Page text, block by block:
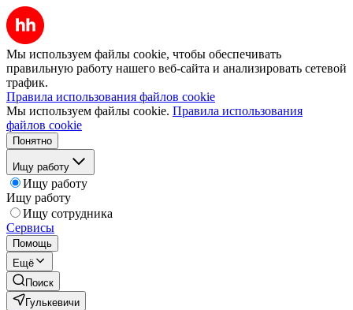
Мы используем файлы cookie, чтобы обеспечивать
правильную работу нашего веб-сайта и анализировать сетевой
трафик.
Правила использования файлов cookie
Мы используем файлы cookie. Правила использования
файлов cookie
Понятно
Ищу работу
Ищу работу
Ищу работу
Ищу сотрудника
Сервисы
Помощь
Ещё
Поиск
Гулькевичи